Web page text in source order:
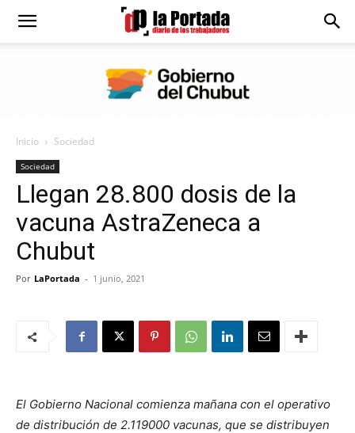
Diario
Portada
Inicio Sociedad
Sociedad
Llegan 28.800 dosis de la
vacuna AstraZeneca a
Chubut
Por LaPortada - 1 junio, 2021
El Gobierno Nacional comienza mañana con el operativo
de distribución de 2.119000 vacunas, que se distribuyen